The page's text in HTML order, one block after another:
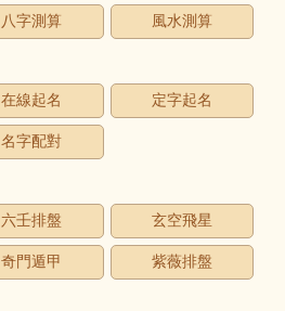
八字測算 風水測算
在線起名 定字起名
名字配對
六壬排盤 玄空飛星
奇門遁甲 紫薇排盤